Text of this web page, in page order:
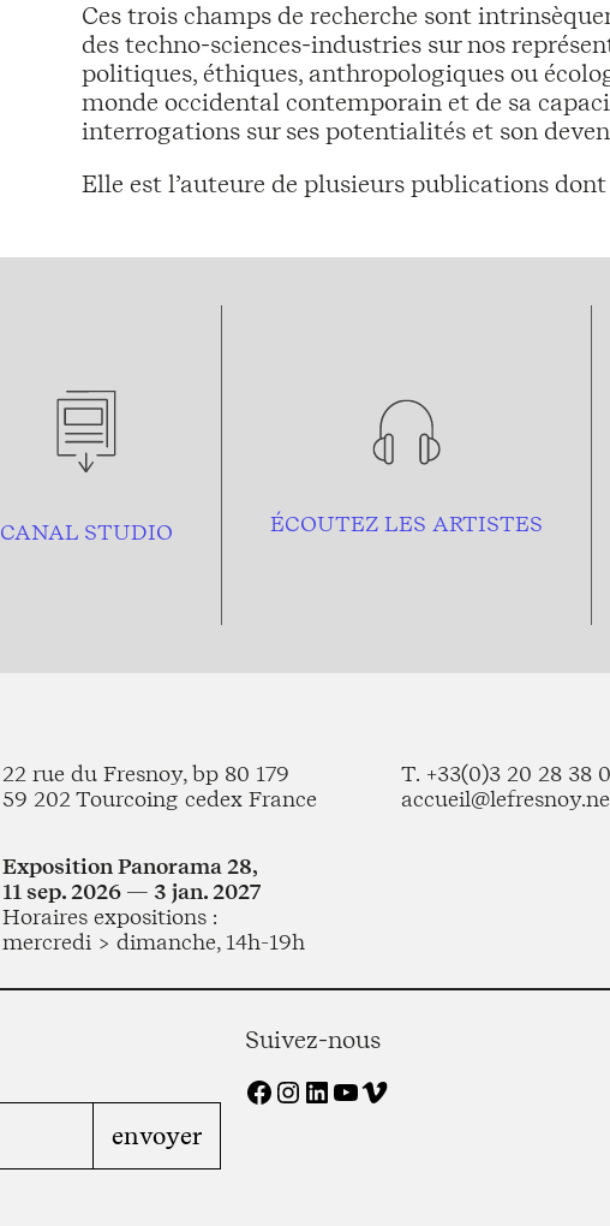
Ces trois champs de recherche sont
des techno-sciences-industries sur nos
politiques, éthiques, anthropologiques ou
monde occidental contemporain et de sa
interrogations sur ses potentialités et son
Elle est l’auteure de plusieurs publications dont
CANAL STUDIO ÉCOUTEZ LES ARTISTES
22 rue du Fresnoy, bp 80 179
59 202 Tourcoing cedex France
T. +33(0)3 20 28 38
Exposition Panorama 28,
11 sep. 2026 — 3 jan. 2027
Horaires expositions :
mercredi > dimanche, 14h-19h
Suivez-nous
Facebook Instagram LinkedIn YouTube Vimeo